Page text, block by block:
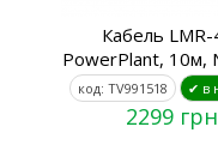
Кабель
PowerPlant, 10м,
код: TV991518 ✔ в
2299